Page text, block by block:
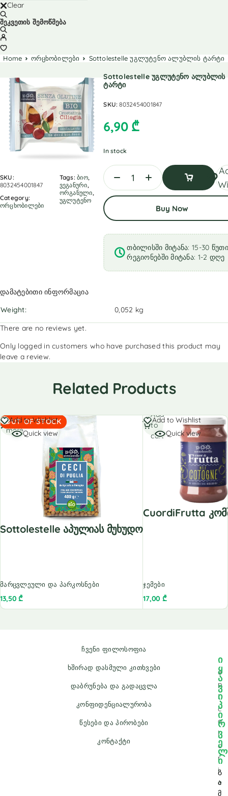
Clear
შეკვეთის შემოწმება
Home ორცხობილები Sottolestelle უგლუტენო ალუბლის ტარტი
SKU:
8032454001847
Category:
ორცხობილები
Tags:ბიო,
ვეგანური
ორგანული
უგლუტენო
Sottolestelle უგლუტენო ალუბლის
ტარტი
SKU:8032454001847
6,90 ₾
In stock
To
Buy Now
თბილისში მიტანა: 15-30 წუთი
რეგიონებში მიტანა: 1-2 დღე
დამატებითი ინფორმაცია
Weight
0,052 kg
There are no reviews yet.
Only logged in customers who have purchased this product may
leave a review.
Related Products
OUT OF STOCK
Add to Wishlist
Quick view
Sottolestelle Აპულიას Მუხუდო
მარცვლეული და პარკოსნები
13,50₾
Read
more
Add to Wishlist
Quick view
CuordiFrutta
ჯემები
17,00 ₾
Add
to
cart
ჩვენი ფილოსოფია
ხშირად დასმული კითხვები
დაბრუნება და გადაცვლა
კონფიდენციალურობა
წესები და პირობები
კონტაქტი
e
p
i
c
a
l
o
r
i
e
ი
ყ
ა
ვ
ი
პ
ი
რ
ვ
ე
ლ
ი
გ
ა
მ